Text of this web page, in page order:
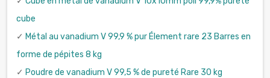
cube
✓ Métal au vanadium V 99,9 % pur Élement rare 23 Barres en
forme de pépites 8 kg
✓ Poudre de vanadium V 99,5 % de pureté Rare 30 kg